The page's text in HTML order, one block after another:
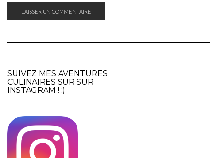
SUIVEZ MES AVENTURES
CULINAIRES SUR SUR
INSTAGRAM ! :)